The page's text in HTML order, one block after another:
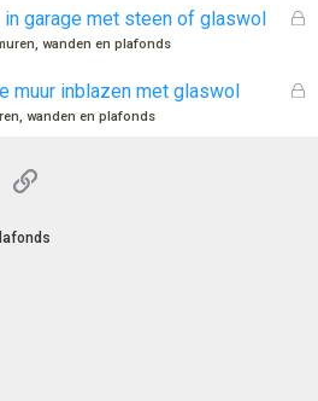
n
G
garage met steen of glaswol
wanden en plafonds
G
muur inblazen met glaswol
wanden en plafonds
Pinterest
Link